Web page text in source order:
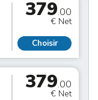
379.00
€ Net
Choisir
379.00
€ Net